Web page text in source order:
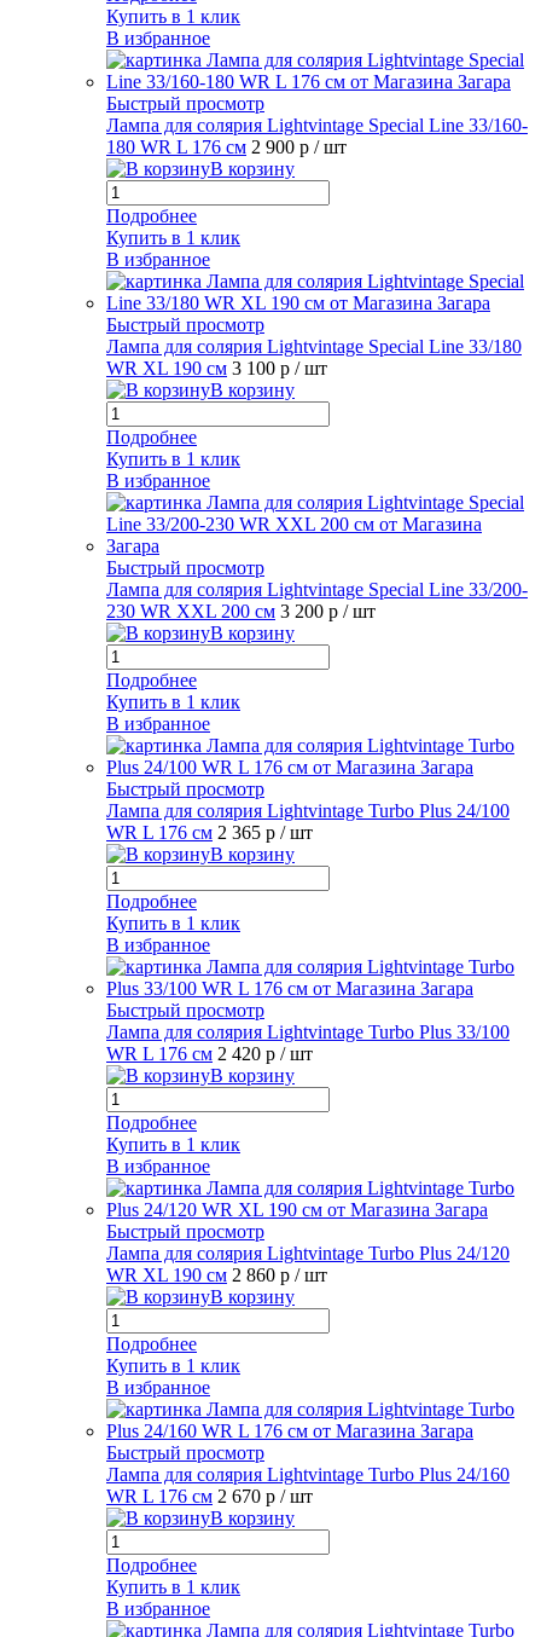
Купить в 1 клик
В избранное
Быстрый просмотр
Лампа для солярия Lightvintage Special Line 33/160-
180 WR L 176 см 2 900 р / шт
В корзину
Подробнее
Купить в 1 клик
В избранное
Быстрый просмотр
Лампа для солярия Lightvintage Special Line 33/180
WR XL 190 см 3 100 р / шт
В корзину
Подробнее
Купить в 1 клик
В избранное
Быстрый просмотр
Лампа для солярия Lightvintage Special Line 33/200-
230 WR XXL 200 см 3 200 р / шт
В корзину
Подробнее
Купить в 1 клик
В избранное
Быстрый просмотр
Лампа для солярия Lightvintage Turbo Plus 24/100
WR L 176 см 2 365 р / шт
В корзину
Подробнее
Купить в 1 клик
В избранное
Быстрый просмотр
Лампа для солярия Lightvintage Turbo Plus 33/100
WR L 176 см 2 420 р / шт
В корзину
Подробнее
Купить в 1 клик
В избранное
Быстрый просмотр
Лампа для солярия Lightvintage Turbo Plus 24/120
WR XL 190 см 2 860 р / шт
В корзину
Подробнее
Купить в 1 клик
В избранное
Быстрый просмотр
Лампа для солярия Lightvintage Turbo Plus 24/160
WR L 176 см 2 670 р / шт
В корзину
Подробнее
Купить в 1 клик
В избранное